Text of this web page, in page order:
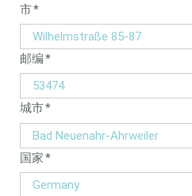
Mandatory
field
市*
Mandatory
field
邮编*
Mandatory
field
城市*
Mandatory
field
国家*